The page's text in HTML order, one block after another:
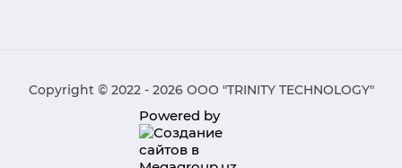
Copyright © 2022 - 2026 ООО "TRINITY TECHNOLOGY"
Powered by